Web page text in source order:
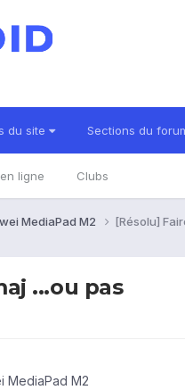
du site Sections du
ligne Clubs
MediaPad M2 [Résolu]
...ou pas
MediaPad M2